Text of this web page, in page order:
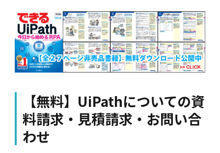
【無料】UiPathについての資
料請求・見積請求・お問い合
わせ